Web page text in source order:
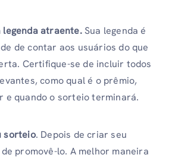
legenda atraente.Sua legenda é
de contar aos usuários do que
Certifique-se de incluir todos
como qual é o prêmio,
e quando o sorteio terminará.
sorteio. Depois de criar seu
promovê-lo. A melhor maneira